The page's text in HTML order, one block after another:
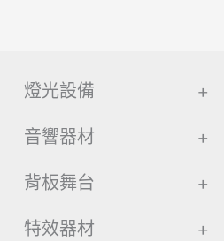
燈光設備 +
音響器材 +
背板舞台 +
特效器材 +